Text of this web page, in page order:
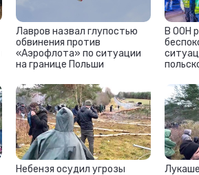
Лавров назвал глупостью
обвинения против
«Аэрофлота» по ситуации
на границе Польши
В ООН
Небензя осудил угрозы